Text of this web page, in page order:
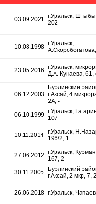
03.09.2021 г.Уральск,
202
10.08.1998 г.Уральск,
23.05.2016 г.Уральск,
Д.А. Кунаева, 61,
06.12.2003
Бурлинский
г.Аксай, 4
2А, -
06.10.1999 г.Уральск,
107
10.11.2014 г.Уральск,
196\2, 1
27.06.2012 г.Уральск,
167, 2
30.11.2005
Бурлинский
г.Аксай, 2 мкр, 7, 2
26.06.2018 г.Уральск,